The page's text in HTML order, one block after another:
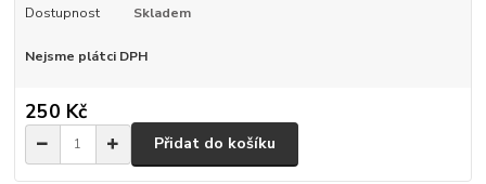
Dostupnost Skladem
Nejsme plátci DPH
250 Kč
Přidat do košíku